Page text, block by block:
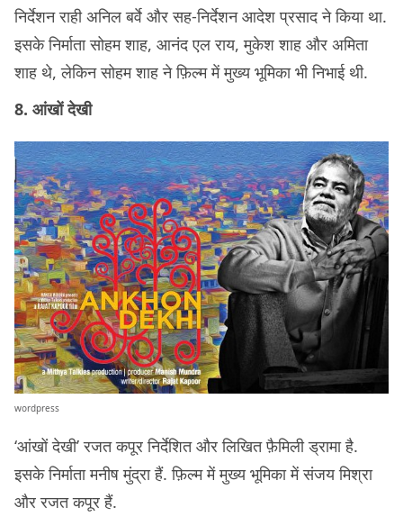
निर्देशन राही अनिल बर्वे और सह-निर्देशन आदेश प्रसाद ने किया था.
इसके निर्माता सोहम शाह, आनंद एल राय, मुकेश शाह और अमिता
शाह थे, लेकिन सोहम शाह ने फ़िल्म में मुख्य भूमिका भी निभाई थी.
8. आंखों देखी
wordpress
‘आंखों देखी’ रजत कपूर निर्देशित और लिखित फ़ैमिली ड्रामा है.
इसके निर्माता मनीष मुंद्रा हैं. फ़िल्म में मुख्य भूमिका में संजय मिश्रा
और रजत कपूर हैं.